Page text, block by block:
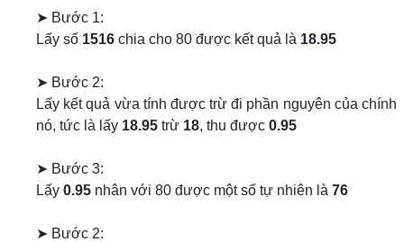
➤ Bước 1:
Lấy số 1516 chia cho 80 được kết quả là 18.95
➤ Bước 2:
Lấy kết quả vừa tính được trừ đi phần nguyên của chính
nó, tức là lấy 18.95 trừ 18, thu được 0.95
➤ Bước 3:
Lấy 0.95 nhân với 80 được một số tự nhiên là 76
➤ Bước 2: